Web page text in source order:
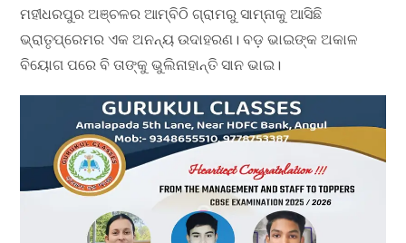
ମହୀଧରପୁର ଅଞ୍ଚଳର ଆମ୍ବିଠି ଗ୍ରାମରୁ ସାମ୍ନାକୁ ଆସିଛି
ଭ୍ରାତୃପ୍ରେମର ଏକ ଅନନ୍ୟ ଉଦାହରଣ। ବଡ଼ ଭାଇଙ୍କ ଅକାଳ
ବିୟୋଗ ପରେ ବି ତାଙ୍କୁ ଭୁଲିନାହାନ୍ତି ସାନ ଭାଇ।